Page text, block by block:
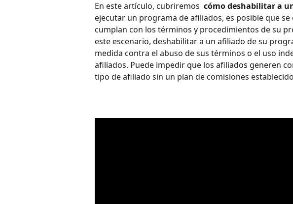
En este artículo, cubriremos cómo deshabilitar a
ejecutar un programa de afiliados, es posible que
cumplan con los términos y procedimientos de su
este escenario, deshabilitar a un afiliado de su
medida contra el abuso de sus términos o el uso
afiliados. Puede impedir que los afiliados generen
tipo de afiliado sin un plan de comisiones